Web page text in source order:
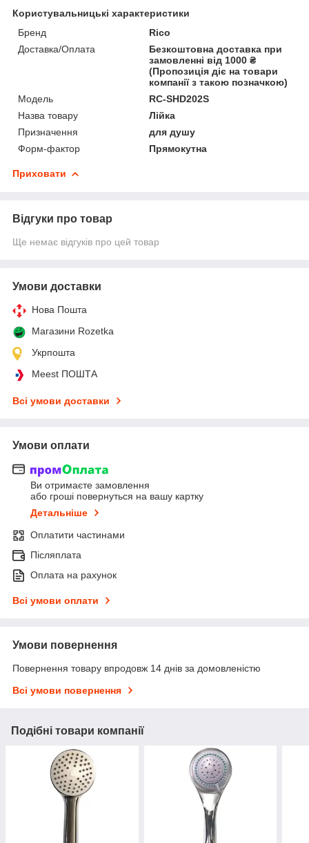
Користувальницькі характеристики
Бренд
Rico
Доставка/Оплата
Безкоштовна доставка при
замовленні від 1000 ₴
(Пропозиція діє на товари
компанії з такою позначкою)
Мoдель
RC-SHD202S
Назва товару
Лійка
Призначення
для душу
Форм-фактор
Прямокутна
Приховати
Відгуки про товар
Ще немає відгуків про цей товар
Умови доставки
Нова Пошта
Магазини Rozetka
Укрпошта
Meest ПОШТА
Всі умови доставки
Умови оплати
Ви отримаєте замовлення
або гроші повернуться на вашу картку
Детальніше
Оплатити частинами
Післяплата
Оплата на рахунок
Всі умови оплати
Умови повернення
Повернення товару впродовж 14 днів за домовленістю
Всі умови повернення
Подібні товари компанії